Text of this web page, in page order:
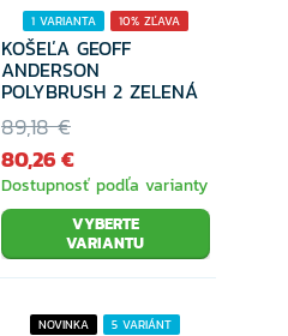
1 VARIANTA 10% ZĽAVA
KOŠEĽA GEOFF
ANDERSON
POLYBRUSH 2 ZELENÁ
89,18 €
80,26 €
Dostupnosť podľa varianty
VYBERTE
VARIANTU
NOVINKA 5 VARIÁNT